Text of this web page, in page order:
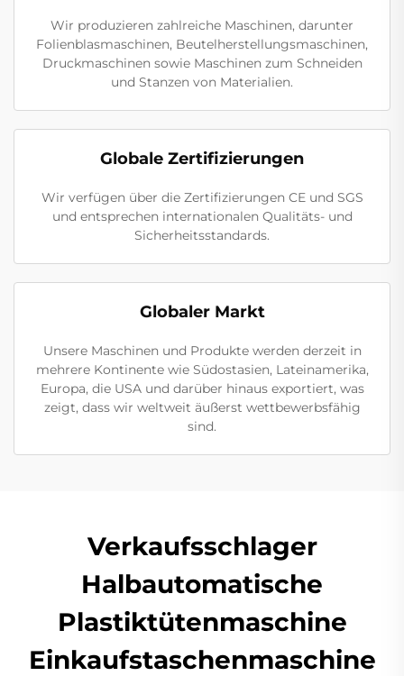
Wir produzieren zahlreiche Maschinen, darunter
Folienblasmaschinen, Beutelherstellungsmaschinen,
Druckmaschinen sowie Maschinen zum Schneiden
und Stanzen von Materialien.
Globale Zertifizierungen
Wir verfügen über die Zertifizierungen CE und SGS
und entsprechen internationalen Qualitäts- und
Sicherheitsstandards.
Globaler Markt
Unsere Maschinen und Produkte werden derzeit in
mehrere Kontinente wie Südostasien, Lateinamerika,
Europa, die USA und darüber hinaus exportiert, was
zeigt, dass wir weltweit äußerst wettbewerbsfähig
sind.
Verkaufsschlager
Halbautomatische
Plastiktütenmaschine
Einkaufstaschenmaschine